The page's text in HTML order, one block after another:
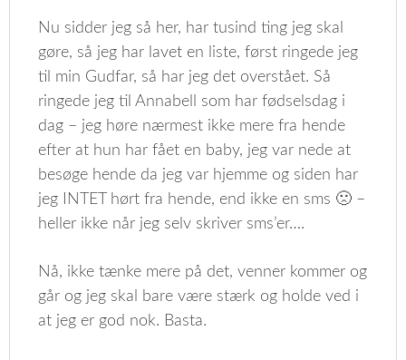
Nu sidder jeg så her, har tusind ting jeg skal
gøre, så jeg har lavet en liste, først ringede jeg
til min Gudfar, så har jeg det overstået. Så
ringede jeg til Annabell som har fødselsdag i
dag – jeg høre nærmest ikke mere fra hende
efter at hun har fået en baby, jeg var nede at
besøge hende da jeg var hjemme og siden har
jeg INTET hørt fra hende, end ikke en sms 🙁 –
heller ikke når jeg selv skriver sms’er….
Nå, ikke tænke mere på det, venner kommer og
går og jeg skal bare være stærk og holde ved i
at jeg er god nok. Basta.